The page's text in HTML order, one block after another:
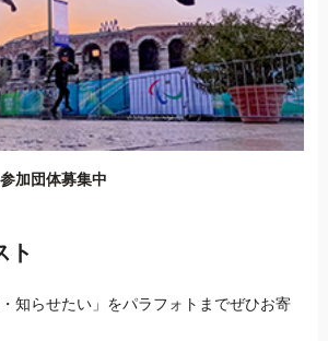
加団体募集中
ト
知らせたい」をパラフォトまでぜひお寄